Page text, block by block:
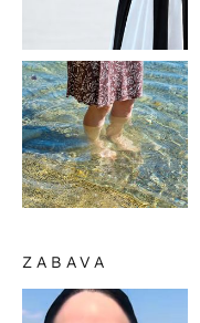
ZABAVA